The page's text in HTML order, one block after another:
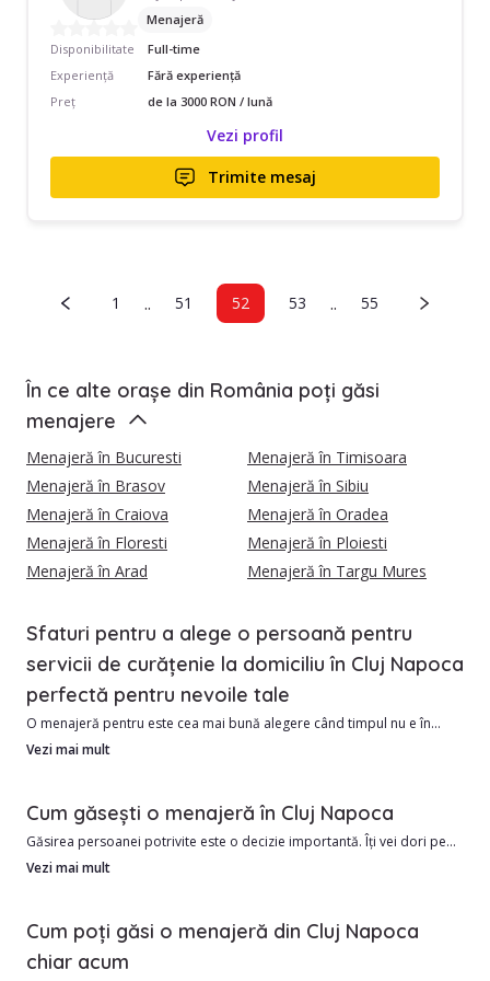
Menajeră
Disponibilitate
Full-time
Experiență
Fără experiență
Preț
de la 3000 RON / lună
Vezi profil
Trimite mesaj
1 .. 51 52 53 .. 55
În ce alte orașe din România poți găsi
menajere
Menajeră în Bucuresti
Menajeră în Timisoara
Menajeră în Brasov
Menajeră în Sibiu
Menajeră în Craiova
Menajeră în Oradea
Menajeră în Floresti
Menajeră în Ploiesti
Menajeră în Arad
Menajeră în Targu Mures
Sfaturi pentru a alege o persoană pentru
servicii de curățenie la domiciliu în Cluj Napoca
perfectă pentru nevoile tale
O menajeră pentru este cea mai bună alegere când timpul nu e în
favoarea ta. În Cluj-Napoca, de la apartamente în Zorilor sau Mărăști
fi diverse.
Tarifele pentru menaj pornesc de la 0 RON/oră, dar pot ajunge la 0
PeHelperz, avem în prezent 494 persoane verificate, gata să te ajute.
Vezi mai mult
Cum găsești o menajeră în Cluj Napoca
Găsirea persoanei potrivite este o decizie importantă. Îți vei dori pe
cineva de încredere, onest și răbdător. Cel mai bun mod de a găsi o
1. Există multe lucruri de luat în considerare:
2. Care este experiența lor de muncă?
3. Cum ar ajunge la tine acasă?
Vezi mai mult
Cum poți găsi o menajeră din Cluj Napoca
chiar acum